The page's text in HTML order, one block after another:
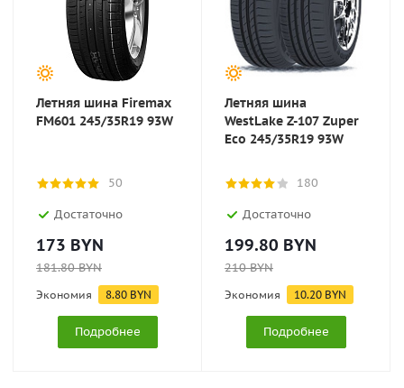
Летняя шина Firemax
FM601 245/35R19 93W
50
Достаточно
173 BYN
181.80BYN
Экономия 8.80 BYN
Подробнее
Летняя шина
WestLake Z-107 Zuper
Eco 245/35R19 93W
180
Достаточно
199.80 BYN
210BYN
Экономия 10.20 BYN
Подробнее